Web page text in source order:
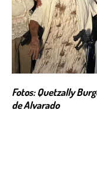
Fotos: Quetzally
de Alvarado